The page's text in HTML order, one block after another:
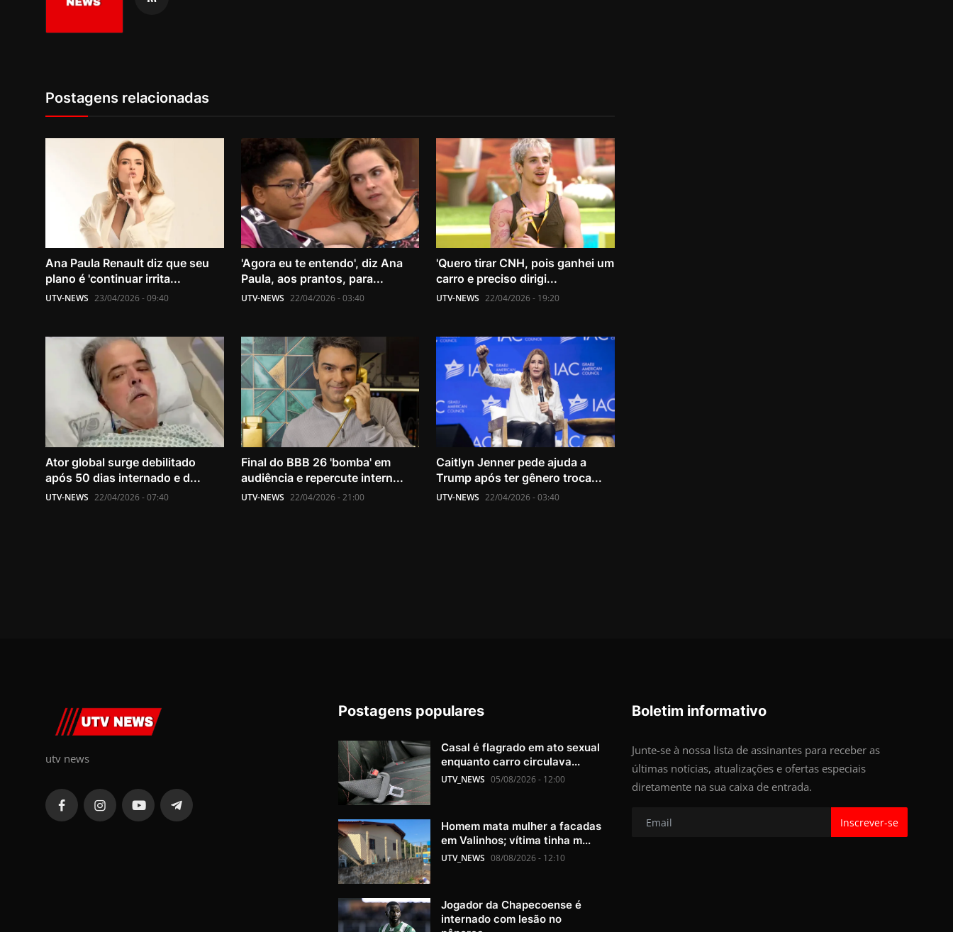
Postagens relacionadas
Ana Paula Renault diz que seu
plano é 'continuar irrita...
UTV-NEWS 23/04/2026 - 09:40
'Agora eu te entendo', diz Ana
Paula, aos prantos, para...
UTV-NEWS 22/04/2026 - 03:40
'Quero tirar CNH, pois ganhei um
carro e preciso dirigi...
UTV-NEWS 22/04/2026 - 19:20
Ator global surge debilitado
após 50 dias internado e d...
UTV-NEWS 22/04/2026 - 07:40
Final do BBB 26 'bomba' em
audiência e repercute intern...
UTV-NEWS 22/04/2026 - 21:00
Caitlyn Jenner pede ajuda a
Trump após ter gênero troca...
UTV-NEWS 22/04/2026 - 03:40
utv news
Postagens populares
Casal é flagrado em ato sexual
enquanto carro circulava...
UTV_NEWS 05/08/2026 - 12:00
Homem mata mulher a facadas
em Valinhos; vítima tinha m...
UTV_NEWS 08/08/2026 - 12:10
Jogador da Chapecoense é
internado com lesão no
Boletim informativo
Junte-se à nossa lista de assinantes para receber as
últimas notícias, atualizações e ofertas especiais
diretamente na sua caixa de entrada.
Inscrever-se